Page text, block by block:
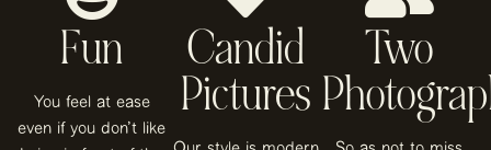
Fun
You feel at ease
even if you don't like
Candid
Pictures
Two